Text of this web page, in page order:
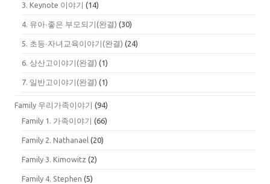
3. Keynote 이야기 (14)
4. 유아∙좋은 부모되기(완결) (30)
5. 초등∙자녀교육이야기(완결) (24)
6. 상산고이야기(완결) (1)
7. 일반고이야기(완결) (1)
Family 우리가족이야기 (94)
Family 1. 가족이야기 (66)
Family 2. Nathanael (20)
Family 3. Kimowitz (2)
Family 4. Stephen (5)